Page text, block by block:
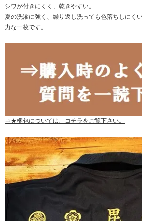
シワが付きにくく、乾きやすい。
夏の洗濯に強く、繰り返し洗っても色落ちしにく
力な一枚です。
⇒★梱包については、コチラをご覧下さい。